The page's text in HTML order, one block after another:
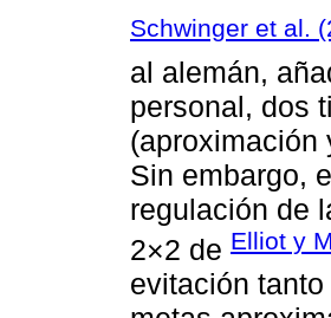
Schwinger et al.
al alemán,
personal, dos
(aproximación
Sin embargo,
regulación de
2×2 de Elliot y
evitación